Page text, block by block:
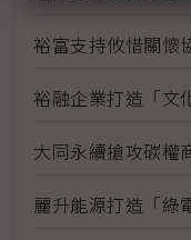
裕富支持攸惜關懷
裕融企業打造「文
大同永續搶攻碳權
麗升能源打造「綠